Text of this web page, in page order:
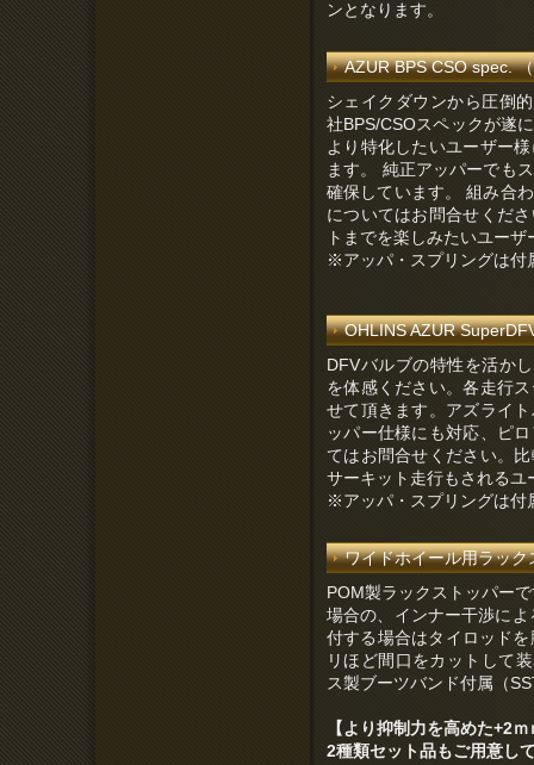
ンとなります。
AZUR BPS CSO spec.
シェイクダウンから圧倒
社BPS/CSOスペックが遂
より特化したいユーザー
ます。 純正アッパーでも
確保しています。 組み合
についてはお問合せくだ
トまでを楽しみたいユー
※アッパ・スプリングは付
OHLINS AZUR
DFVバルブの特性を活か
を体感ください。各走行
せて頂きます。アズライ
ッパー仕様にも対応、ピ
てはお問合せください。
サーキット走行もされる
※アッパ・スプリングは付
ワイドホイール用ラッ
POM製ラックストッパー
場合の、インナー干渉に
付する場合はタイロッド
リほど間口をカットして
ス製ブーツバンド付属（
【より抑制力を高めた+2
2種類セット品もご用意し